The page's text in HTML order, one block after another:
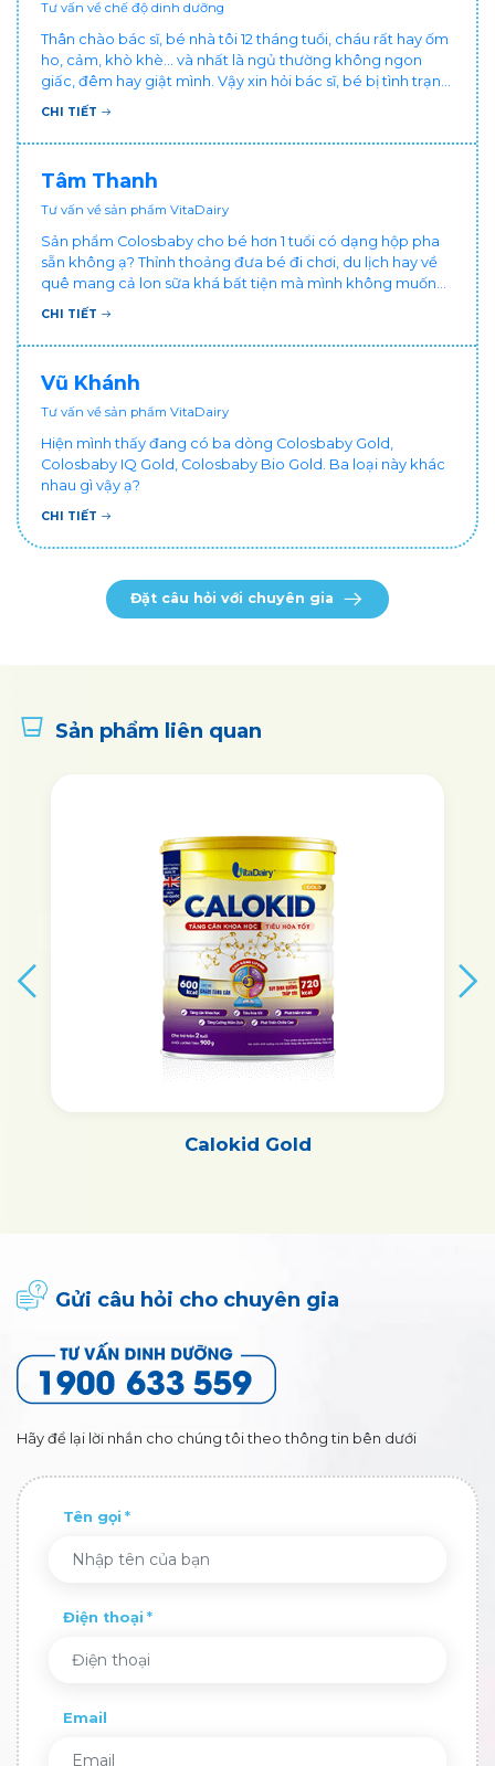
Tư vấn về chế độ dinh dưỡng
Thân chào bác sĩ, bé nhà tôi 12 tháng tuổi, cháu rất hay ốm
ho, cảm, khò khè... và nhất là ngủ thường không ngon
giấc, đêm hay giật mình. Vậy xin hỏi bác sĩ, bé bị tình trạng
vậy nên làm sao để con khỏe mạnh và ngủ ngon giấc hơn
chăm cháu hay ốm ạ?. Cảm ơn bác sĩ.
CHI TIẾT
Tâm Thanh
Tư vấn về sản phẩm VitaDairy
Sản phẩm Colosbaby cho bé hơn 1 tuổi có dạng hộp pha
sẵn không ạ? Thỉnh thoảng đưa bé đi chơi, du lịch hay về
quê mang cả lon sữa khá bất tiện mà mình không muốn
đổi cho bé dùng sữa tươi hộp khác sợ bé nạ sữa ảnh
CHI TIẾT
Vũ Khánh
Tư vấn về sản phẩm VitaDairy
Hiện mình thấy đang có ba dòng Colosbaby Gold,
Colosbaby IQ Gold, Colosbaby Bio Gold. Ba loại này khác
nhau gì vậy ạ?
CHI TIẾT
Đặt câu hỏi với chuyên gia
Sản phẩm liên quan
Calokid Gold
Gửi câu hỏi cho chuyên gia
Hãy để lại lời nhắn cho chúng tôi theo thông tin bên dưới
Tên gọi
Điện thoại
Email